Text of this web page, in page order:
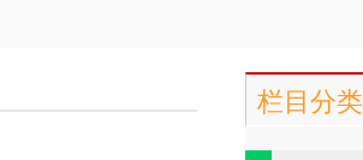
栏目分类